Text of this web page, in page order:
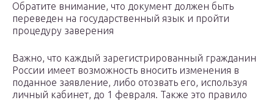
Обратите внимание, что документ должен быть
переведен на государственный язык и пройти
процедуру заверения
Важно, что каждый зарегистрированный гражданин
России имеет возможность вносить изменения в
поданное заявление, либо отозвать его, используя
личный кабинет, до 1 февраля. Также это правило